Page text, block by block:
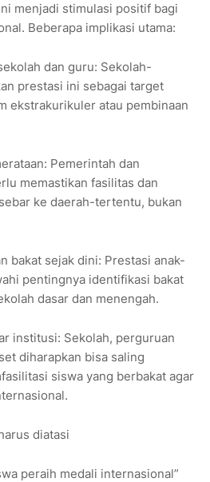
menjadi stimulasi positif bagi
Beberapa implikasi utama:
dan guru: Sekolah-
prestasi ini sebagai target
ekstrakurikuler atau pembinaan
Pemerintah dan
memastikan fasilitas dan
ke daerah-tertentu, bukan
bakat sejak dini: Prestasi anak-
pentingnya identifikasi bakat
dasar dan menengah.
institusi: Sekolah, perguruan
diharapkan bisa saling
siswa yang berbakat agar
diatasi
peraih medali internasional”